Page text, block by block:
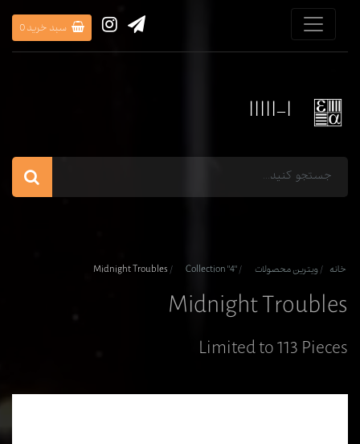
سبد خرید0
IIIII-I
خانه ویترین محصولات "Collection "4
Midnight Troubles
Midnight Troubles
Limited to 113 Pieces